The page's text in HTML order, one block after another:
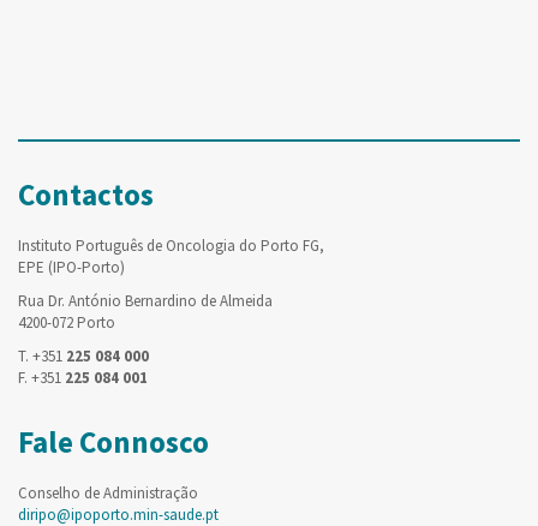
Contactos
Instituto Português de Oncologia do Porto FG,
EPE (IPO-Porto)
Rua Dr. António Bernardino de Almeida
4200-072 Porto
T. +351 225 084 000
F. +351 225 084 001
Fale Connosco
Conselho de Administração
diripo@ipoporto.min-saude.pt